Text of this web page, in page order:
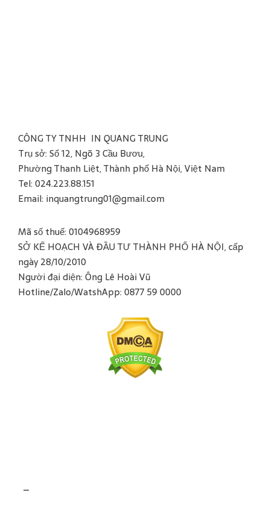
CÔNG TY TNHH IN QUANG TRUNG
Trụ sở: Số 12, Ngõ 3 Cầu Bươu,
Phường Thanh Liệt, Thành phố Hà Nội, Việt Nam
Tel: 024.223.88.151
Email: inquangtrung01@gmail.com
Mã số thuế: 0104968959
SỞ KẾ HOẠCH VÀ ĐẦU TƯ THÀNH PHỐ HÀ NỘI, cấp
ngày 28/10/2010
Người đại diện: Ông Lê Hoài Vũ
Hotline/Zalo/WatshApp: 0877 59 0000
–